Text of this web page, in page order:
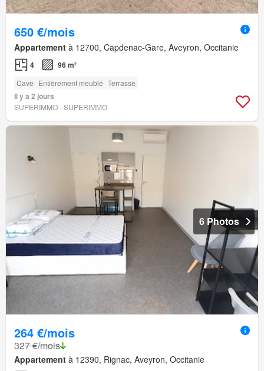
650 €/mois
Appartement à 12700, Capdenac-Gare, Aveyron, Occitanie
4 96 m²
Cave Entièrement meublé Terrasse
Il y a 2 jours
SUPERIMMO - SUPERIMMO
6 Photos
264 €/mois
327 €/mois
Appartement à 12390, Rignac, Aveyron, Occitanie